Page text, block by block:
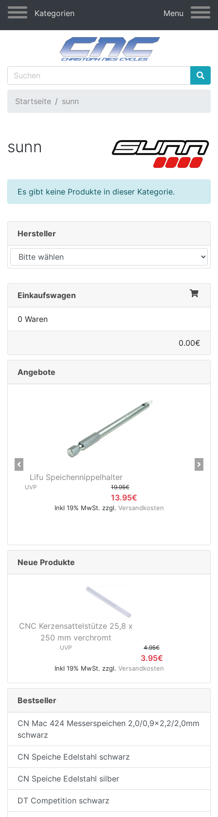
Kategorien Menu
Startseite sunn
sunn
Es gibt keine Produkte in dieser Kategorie.
Hersteller
Einkaufswagen
0 Waren
0.00€
Angebote
Lifu Speichennippelhalter
UVP 19.95€
13.95€
Inkl 19% MwSt. zzgl. Versandkosten
Previous Next
Neue Produkte
CNC Kerzensattelstütze 25,8 x
250 mm verchromt
UVP 4.95€
3.95€
Inkl 19% MwSt. zzgl. Versandkosten
Bestseller
CN Mac 424 Messerspeichen 2,0/0,9x2,2/2,0mm
schwarz
CN Speiche Edelstahl schwarz
CN Speiche Edelstahl silber
DT Competition schwarz